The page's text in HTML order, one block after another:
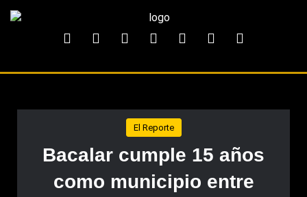
El Reporte
Bacalar cumple 15 años
como municipio entre